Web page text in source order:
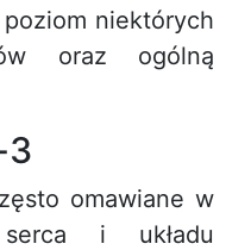
poziom niektórych
oraz ogólną
3
omawiane w
i układu